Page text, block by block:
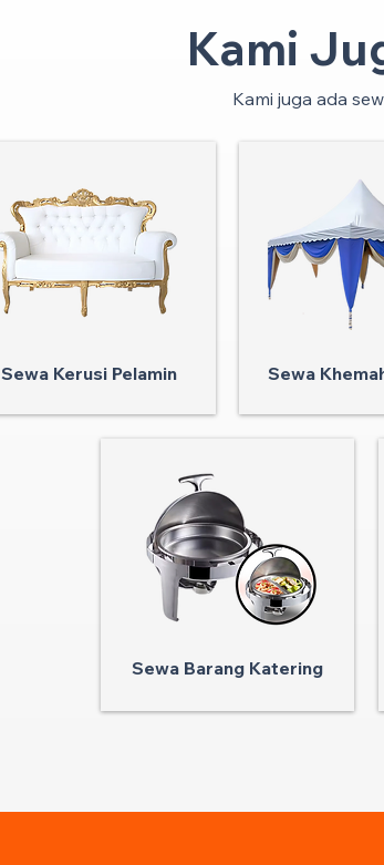
Kami
Kami juga ada
Sewa Kerusi Pelamin Sewa
Sewa Barang Katering